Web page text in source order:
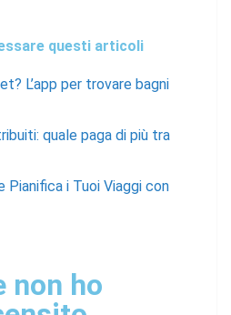
questi articoli
L’app per trovare bagni
quale paga di più tra
Pianifica i Tuoi Viaggi con
non ho